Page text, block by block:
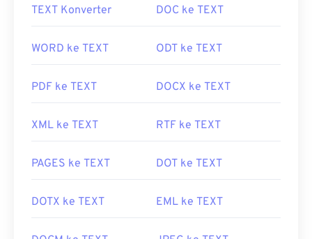
itu, PNG adalahformat terbuka yang menggunakan
PNG?
gambar bawaan sistem operasi Anda. Berkas PNG
Anda kesulitan membuka berkas PNG, gunakan
ke BMPkami.
TEXT Konverter DOC ke TEXT
WORD ke TEXT ODT ke TEXT
PDF ke TEXT DOCX ke TEXT
XML ke TEXT RTF ke TEXT
PAGES ke TEXT DOT ke TEXT
DOTX ke TEXT EML ke TEXT